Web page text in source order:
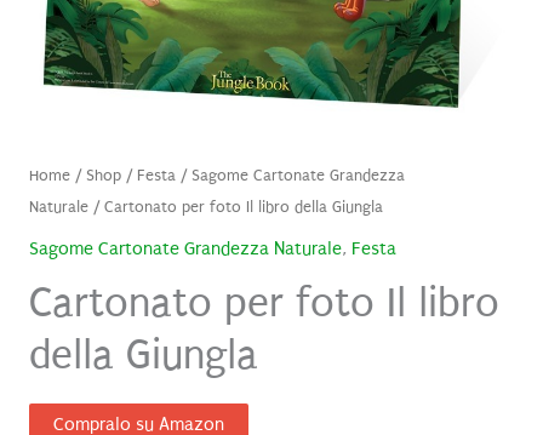
Home/ Shop/ Festa/ Sagome Cartonate Grandezza
Naturale/ Cartonato per foto Il libro della Giungla
Sagome Cartonate Grandezza Naturale, Festa
Cartonato per foto Il libro
della Giungla
Compralo su Amazon